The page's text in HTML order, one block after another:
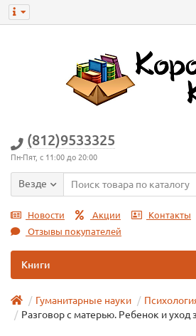
(812)9533325
Пн-Пят, с 11:00 до 20:00
Везде
Новости Акции
Контакты
Отзывы покупателей
Книги
Гуманитарные науки
Разговор с матерью. Ребенок и уход